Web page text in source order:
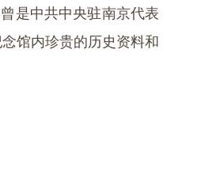
是中共中央驻南京代表
馆内珍贵的历史资料和